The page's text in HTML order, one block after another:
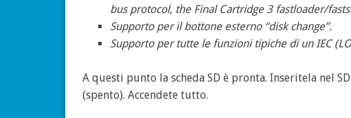
bus protocol, the Final Cartridge 3 fastloader/
Supporto per il bottone esterno “disk change”.
Supporto per tutte le funzioni tipiche di un IEC
A questi punto la scheda SD è pronta. Inseritela nel
(spento). Accendete tutto.